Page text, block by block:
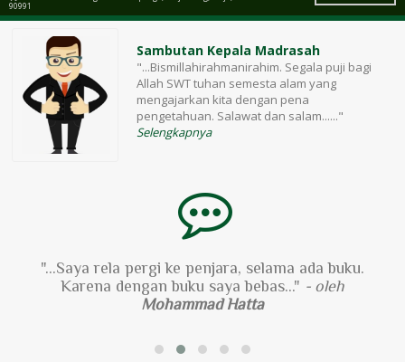
90991
Sambutan Kepala Madrasah
"...Bismillahirahmanirahim. Segala puji bagi
Allah SWT tuhan semesta alam yang
mengajarkan kita dengan pena
pengetahuan. Salawat dan salam......"
Selengkapnya
"...Saya rela pergi ke penjara, selama ada buku.
Karena dengan buku saya bebas..." - oleh
Mohammad Hatta